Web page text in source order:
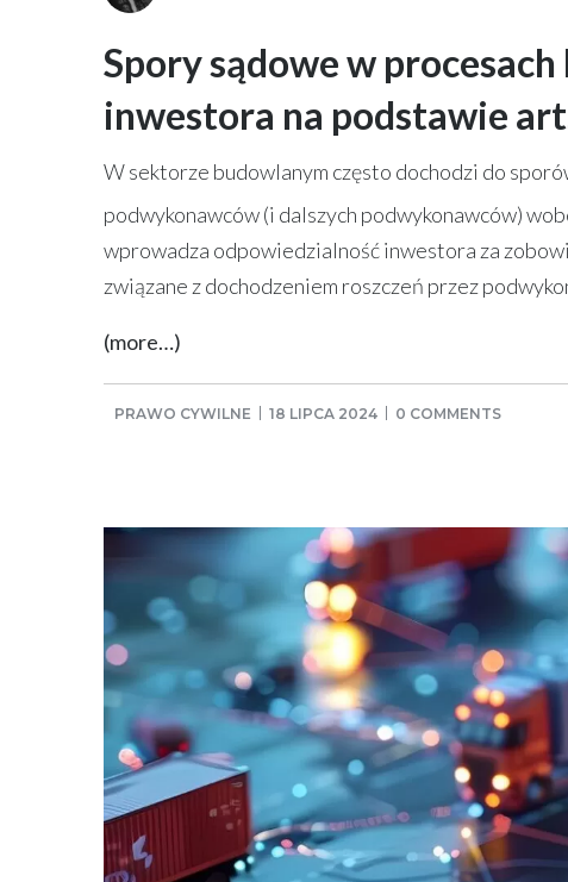
Spory sądowe w
inwestora na podstawie
W sektorze budowlanym często dochodzi do
podwykonawców (i dalszych podwykonawców)
wprowadza odpowiedzialność inwestora za
związane z dochodzeniem roszczeń przez
(more…)
PRAWO CYWILNE 18 LIPCA 2024 0 COMMENTS